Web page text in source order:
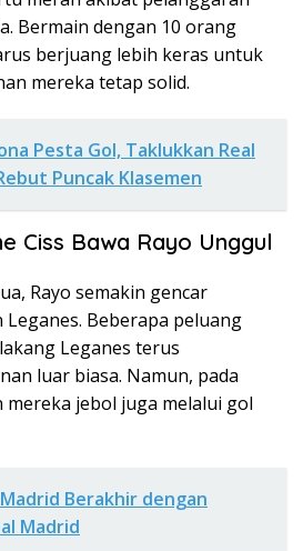
Bermain dengan 10 orang
berjuang lebih keras untuk
mereka tetap solid.
Pesta Gol, Taklukkan Real
Puncak Klasemen
Ciss Bawa Rayo Unggul
Rayo semakin gencar
Beberapa peluang
Leganes terus
luar biasa. Namun, pada
jebol juga melalui gol
Berakhir dengan
Madrid